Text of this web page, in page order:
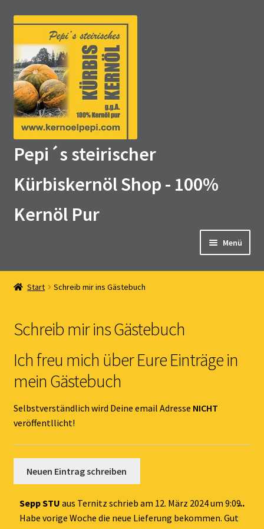
Zur
Navigation
springen
Zum
springen
Pepi´s steirischer
Kürbiskernöl Shop - 100%
Kernöl Pur
Menü
Home
Kernöl Pepi
Übers Kernöl
Kontakt
Gästebuch
Start Schreib mir ins Gästebuch
Schreib mir ins Gästebuch
Ich freu mich über Eure Einträge in
mein Gästebuch
Selbstverständlich wird Deine email Adresse NICHT
veröffentllicht!
Sepp STU aus Ternitz schrieb am 12. März 2024um 9:09
Habe vorige Woche die neue Lieferung bekommen. Gut
...